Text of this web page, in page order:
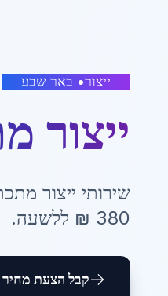
ייצור• באר שבע
ייצור
שירותי ייצור
380 ₪ ללשעה.
קבל הצעת מחיר